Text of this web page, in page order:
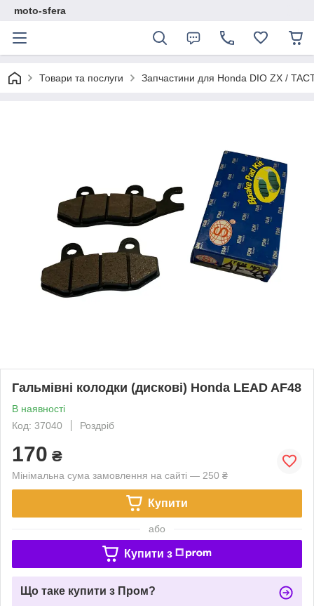
moto-sfera
Товари та послуги Запчастини для Нonda DIO ZX /
Гальмівні колодки (дискові) Honda LEAD AF48
В наявності
Код: 37040
Роздріб
170 ₴
Мінімальна сума замовлення на сайті — 250 ₴
Купити
або
Купити з
Що таке купити з Пром?